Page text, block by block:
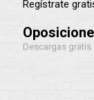
Regístrate
Descargas gratis